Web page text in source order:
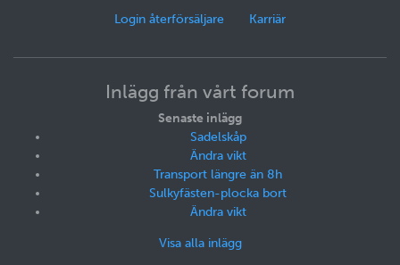
Login återförsäljare Karriär
Inlägg från vårt forum
Senaste inlägg
Sadelskåp
Ändra vikt
Transport längre än 8h
Sulkyfästen-plocka bort
Ändra vikt
Visa alla inlägg